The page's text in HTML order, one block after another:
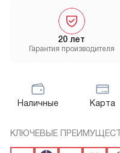
20 лет
Гарантия производителя
Наличные Карта
КЛЮЧЕВЫЕ